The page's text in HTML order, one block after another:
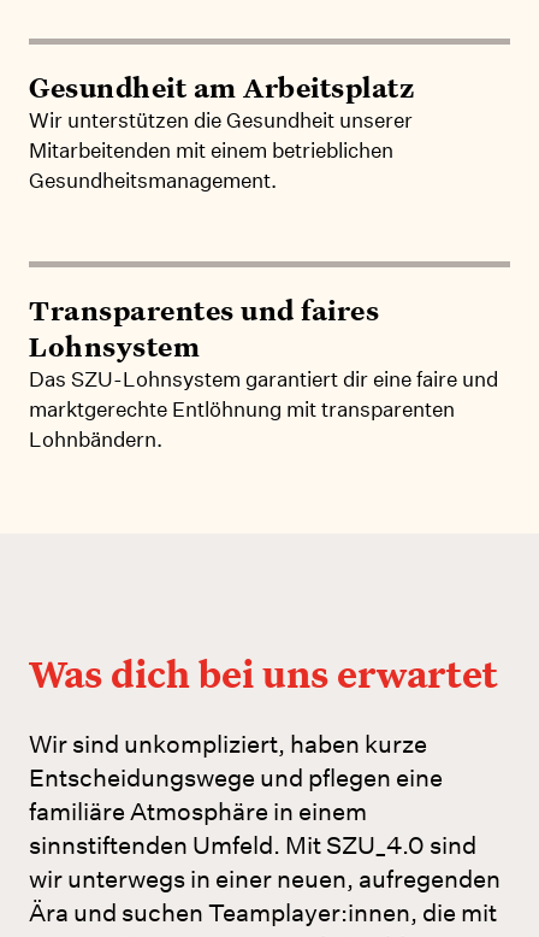
Gesundheit am Arbeitsplatz
Wir unterstützen die Gesundheit unserer
Mitarbeitenden mit einem betrieblichen
Gesundheitsmanagement.
Transparentes und faires
Lohnsystem
Das SZU-Lohnsystem garantiert dir eine faire und
marktgerechte Entlöhnung mit transparenten
Lohnbändern.
Was dich bei uns erwartet
Wir sind unkompliziert, haben kurze
Entscheidungswege und pflegen eine
familiäre Atmosphäre in einem
sinnstiftenden Umfeld. Mit SZU_4.0 sind
wir unterwegs in einer neuen, aufregenden
Ära und suchen Teamplayer:innen, die mit